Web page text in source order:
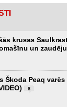
krusas
un
Škoda Peaq
8